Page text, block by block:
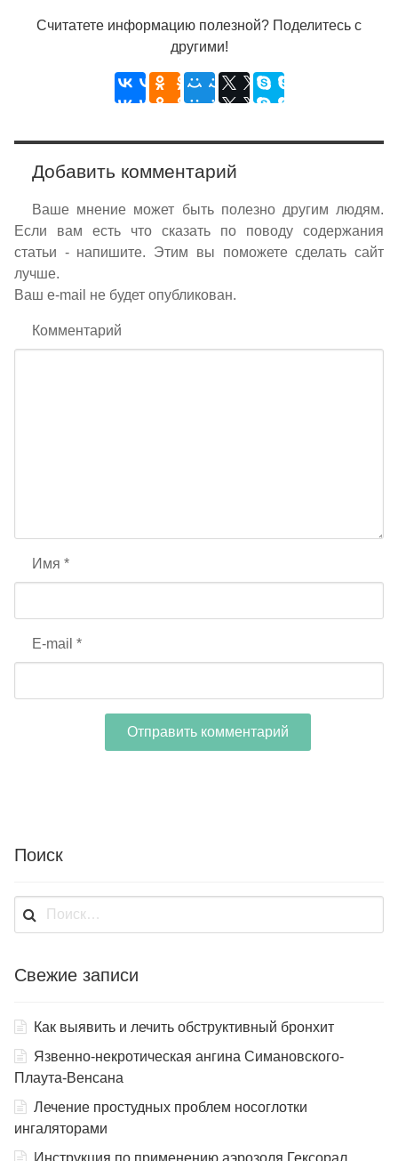
Считатете информацию полезной? Поделитесь с
другими!
Добавить комментарий
Ваше мнение может быть полезно другим людям.
Если вам есть что сказать по поводу содержания
статьи - напишите. Этим вы поможете сделать сайт
лучше.
Ваш e-mail не будет опубликован.
Комментарий
Имя *
E-mail *
Поиск
Найти:
Свежие записи
Как выявить и лечить обструктивный бронхит
Язвенно-некротическая ангина Симановского-
Плаута-Венсана
Лечение простудных проблем носоглотки
ингаляторами